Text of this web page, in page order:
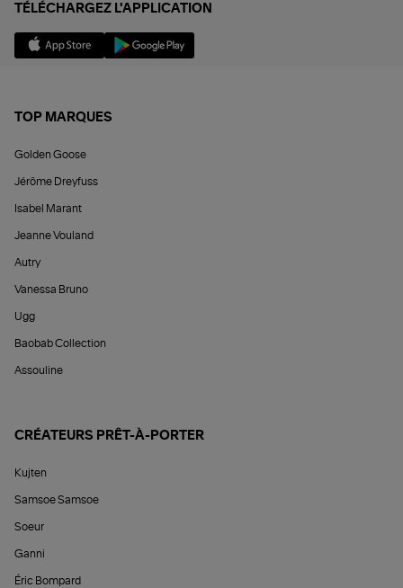
TÉLÉCHARGEZ L'APPLICATION
TOP MARQUES
Golden Goose
Jérôme Dreyfuss
Isabel Marant
Jeanne Vouland
Autry
Vanessa Bruno
Ugg
Baobab Collection
Assouline
CRÉATEURS PRÊT-À-PORTER
Kujten
Samsoe Samsoe
Soeur
Ganni
Éric Bompard